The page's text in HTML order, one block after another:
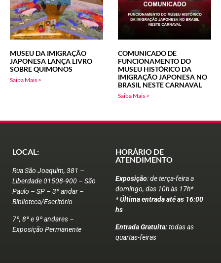
MUSEU DA IMIGRAÇÃO
JAPONESA LANÇA LIVRO
SOBRE QUIMONOS
Saiba Mais >
COMUNICADO DE
FUNCIONAMENTO DO
MUSEU HISTÓRICO DA
IMIGRAÇÃO JAPONESA NO
BRASIL NESTE CARNAVAL
Saiba Mais >
LOCAL:
Rua São Joaquim, 381 –
Liberdade 01508-900 – São
Paulo – SP – 3º andar –
Biblioteca/Escritório
7º, 8º e 9º andares –
Exposição Permanente
HORÁRIO DE
ATENDIMENTO
Exposição: de terça-feira a
domingo, das 10h às 17h*
* Última entrada até as 16:00
hs
Entrada Gratuita:todas as
quartas-feiras